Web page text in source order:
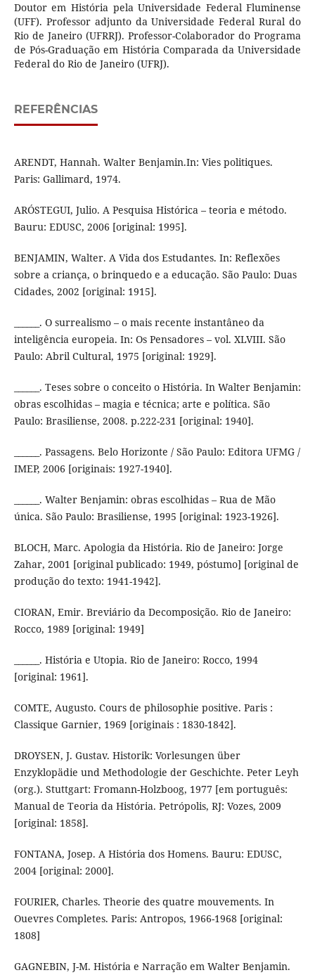
Doutor em História pela Universidade Federal Fluminense
(UFF). Professor adjunto da Universidade Federal Rural do
Rio de Janeiro (UFRRJ). Professor-Colaborador do Programa
de Pós-Graduação em História Comparada da Universidade
Federal do Rio de Janeiro (UFRJ).
REFERÊNCIAS
ARENDT, Hannah. Walter Benjamin.In: Vies politiques.
Paris: Gallimard, 1974.
ARÓSTEGUI, Julio. A Pesquisa Histórica – teoria e método.
Bauru: EDUSC, 2006 [original: 1995].
BENJAMIN, Walter. A Vida dos Estudantes. In: Reflexões
sobre a criança, o brinquedo e a educação. São Paulo: Duas
Cidades, 2002 [original: 1915].
______. O surrealismo – o mais recente instantâneo da
inteligência europeia. In: Os Pensadores – vol. XLVIII. São
Paulo: Abril Cultural, 1975 [original: 1929].
______. Teses sobre o conceito o História. In Walter Benjamin:
obras escolhidas – magia e técnica; arte e política. São
Paulo: Brasiliense, 2008. p.222-231 [original: 1940].
______. Passagens. Belo Horizonte / São Paulo: Editora UFMG /
IMEP, 2006 [originais: 1927-1940].
______. Walter Benjamin: obras escolhidas – Rua de Mão
única. São Paulo: Brasiliense, 1995 [original: 1923-1926].
BLOCH, Marc. Apologia da História. Rio de Janeiro: Jorge
Zahar, 2001 [original publicado: 1949, póstumo] [original de
produção do texto: 1941-1942].
CIORAN, Emir. Breviário da Decomposição. Rio de Janeiro:
Rocco, 1989 [original: 1949]
______. História e Utopia. Rio de Janeiro: Rocco, 1994
[original: 1961].
COMTE, Augusto. Cours de philosophie positive. Paris :
Classique Garnier, 1969 [originais : 1830-1842].
DROYSEN, J. Gustav. Historik: Vorlesungen über
Enzyklopädie und Methodologie der Geschichte. Peter Leyh
(org.). Stuttgart: Fromann-Holzboog, 1977 [em português:
Manual de Teoria da História. Petrópolis, RJ: Vozes, 2009
[original: 1858].
FONTANA, Josep. A História dos Homens. Bauru: EDUSC,
2004 [original: 2000].
FOURIER, Charles. Theorie des quatre mouvements. In
Ouevres Completes. Paris: Antropos, 1966-1968 [original:
1808]
GAGNEBIN, J-M. História e Narração em Walter Benjamin.